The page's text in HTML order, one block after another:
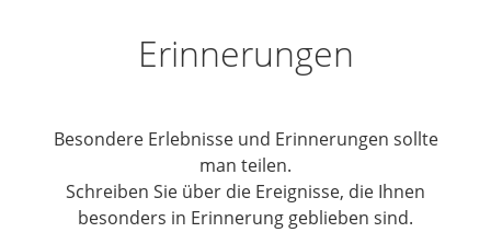
Erinnerungen
Besondere Erlebnisse und Erinnerungen sollte
man teilen.
Schreiben Sie über die Ereignisse, die Ihnen
besonders in Erinnerung geblieben sind.